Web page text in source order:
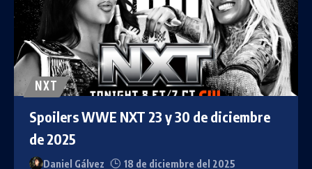
NXT
Spoilers WWE NXT 23 y 30 de diciembre
de 2025
Daniel Gálvez 18 de diciembre del 2025